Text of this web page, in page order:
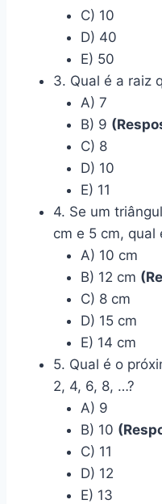
C) 10
D) 40
E) 50
3. Qual é a raiz
A) 7
B) 9
C) 8
D) 10
E) 11
4. Se um
cm e 5 cm, qual
A) 10 cm
B) 12 cm
C) 8 cm
D) 15 cm
E) 14 cm
5. Qual é o
2, 4, 6, 8, …?
A) 9
B) 10
C) 11
D) 12
E) 13